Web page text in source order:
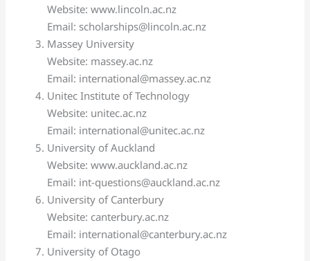
Website: www.lincoln.ac.nz
Email: scholarships@lincoln.ac.nz
Massey University
Website: massey.ac.nz
Email: international@massey.ac.nz
Unitec Institute of Technology
Website: unitec.ac.nz
Email: international@unitec.ac.nz
University of Auckland
Website: www.auckland.ac.nz
Email: int-questions@auckland.ac.nz
University of Canterbury
Website: canterbury.ac.nz
Email: international@canterbury.ac.nz
University of Otago